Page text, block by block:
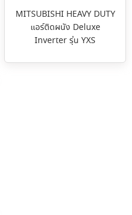
MITSUBISHI HEAVY DUTY
แอร์ติดผนัง Deluxe
Inverter รุ่น YXS